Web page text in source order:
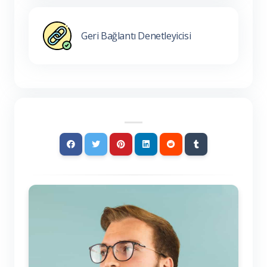
Geri Bağlantı Denetleyicisi